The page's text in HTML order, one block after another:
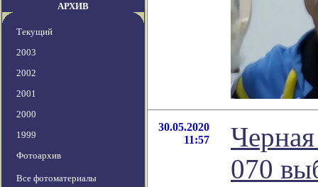
АРХИВ
Текущий
2003
2002
2001
2000
1999
Фотоархив
Все фотоматериалы
30.05.2020
11:57
070